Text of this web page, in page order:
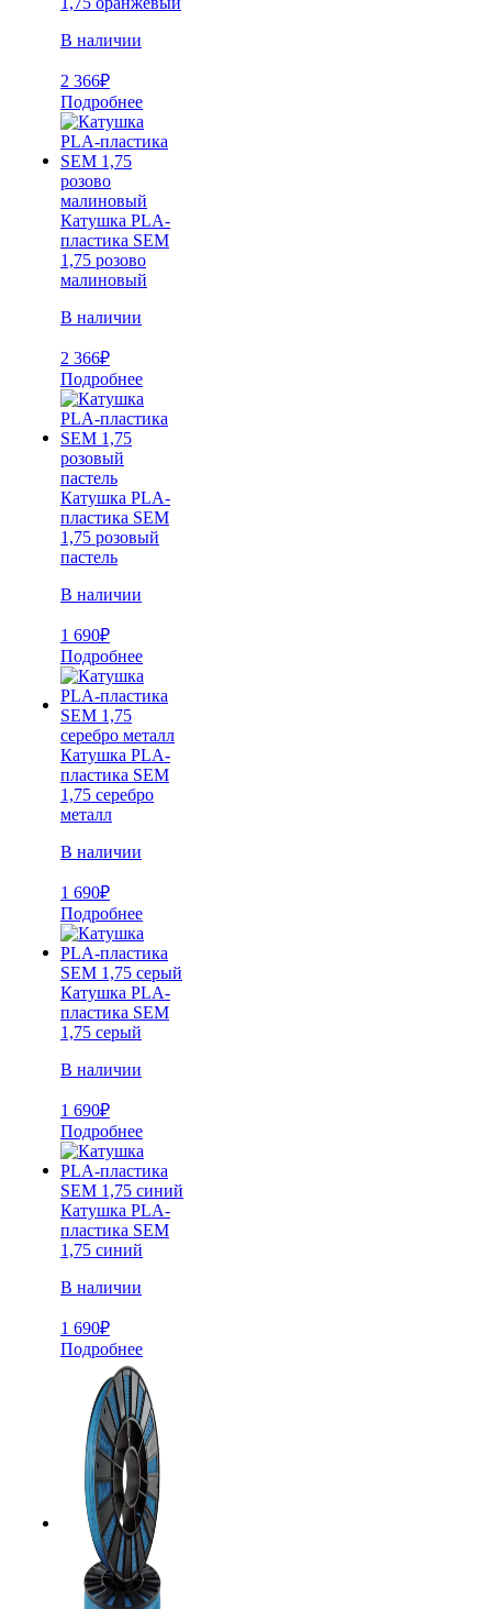
В наличии
2 366₽
Подробнее
Катушка PLA-
пластика SEM
1,75 розово
малиновый
В наличии
2 366₽
Подробнее
Катушка PLA-
пластика SEM
1,75 розовый
пастель
В наличии
1 690₽
Подробнее
Катушка PLA-
пластика SEM
1,75 серебро
металл
В наличии
1 690₽
Подробнее
Катушка PLA-
пластика SEM
1,75 серый
В наличии
1 690₽
Подробнее
Катушка PLA-
пластика SEM
1,75 синий
В наличии
1 690₽
Подробнее